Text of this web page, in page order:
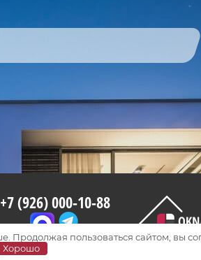
+7 (926) 000-10-88
Продолжая пользоваться сайтом, вы
Хорошо